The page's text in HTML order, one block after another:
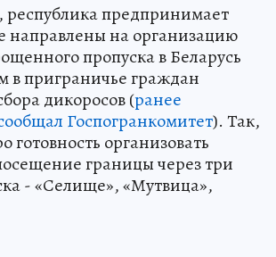
республика предпринимает
направлены на организацию
пропуска в Беларусь
приграничье граждан
дикоросов (ранее
Госпогранкомитет). Так,
готовность организовать
границы через три
- «Селище», «Мутвица»,